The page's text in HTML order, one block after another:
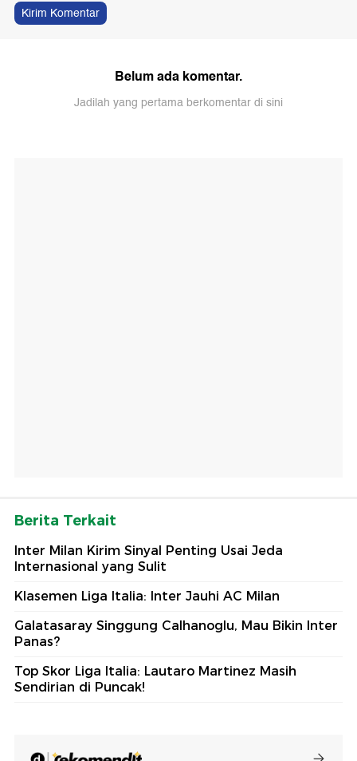
Kirim Komentar
Belum ada komentar.
Jadilah yang pertama berkomentar di sini
Berita Terkait
Inter Milan Kirim Sinyal Penting Usai Jeda
Internasional yang Sulit
Klasemen Liga Italia: Inter Jauhi AC Milan
Galatasaray Singgung Calhanoglu, Mau Bikin Inter
Panas?
Top Skor Liga Italia: Lautaro Martinez Masih
Sendirian di Puncak!